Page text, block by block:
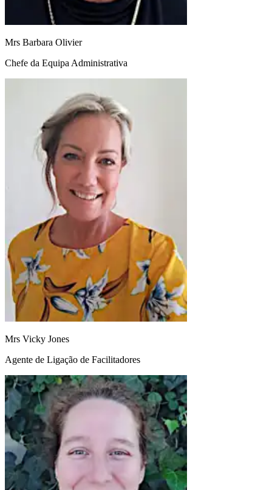
Mrs Barbara Olivier
Chefe da Equipa Administrativa
Mrs Vicky Jones
Agente de Ligação de Facilitadores